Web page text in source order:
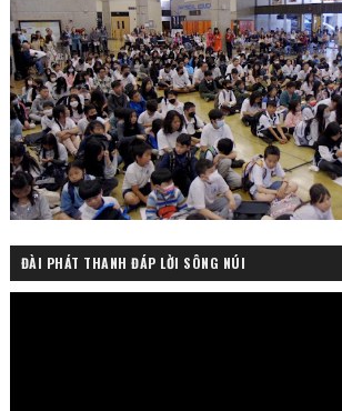
ĐÀI PHÁT THANH ĐÁP LỜI SÔNG NÚI